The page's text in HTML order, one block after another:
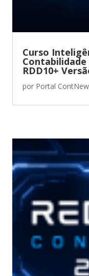
Curso
RDD10+
por Portal